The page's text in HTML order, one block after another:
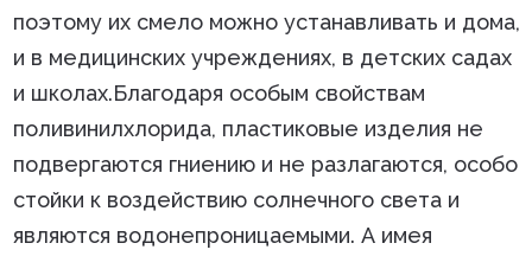
поэтому их смело можно устанавливать и дома,
и в медицинских учреждениях, в детских садах
и школах.Благодаря особым свойствам
поливинилхлорида, пластиковые изделия не
подвергаются гниению и не разлагаются, особо
стойки к воздействию солнечного света и
являются водонепроницаемыми. А имея